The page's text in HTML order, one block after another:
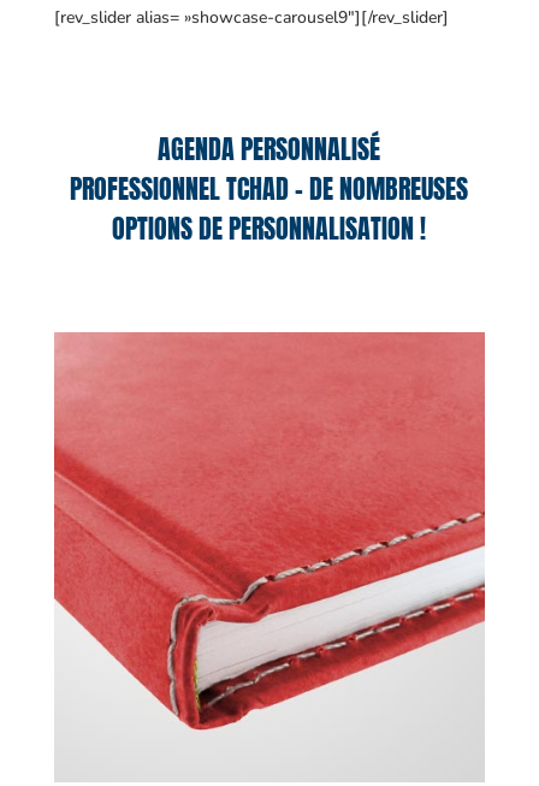
[rev_slider alias= »showcase-carousel9″][/rev_slider]
AGENDA PERSONNALISÉ
PROFESSIONNEL TCHAD – DE NOMBREUSES
OPTIONS DE PERSONNALISATION !